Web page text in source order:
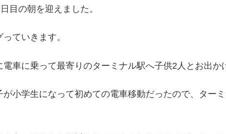
目の朝を迎えました。
ていきます。
車に乗って最寄りのターミナル駅へ子供2人とお出か
が小学生になって初めての電車移動だったので、ター